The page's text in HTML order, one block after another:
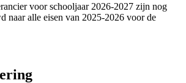
voor schooljaar 2026-2027 zijn nog
naar alle eisen van 2025-2026 voor de